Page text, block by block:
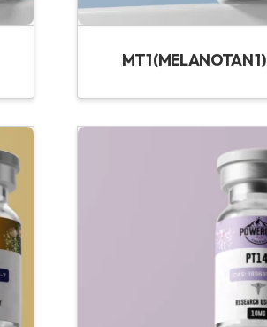
MT1 (MELANOTAN 1)